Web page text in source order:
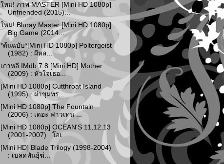
ใหม่! ภาพ MASTER [Mini HD 1080p]
Unfriended (2015)...
ใหม่! Bluray Master [Mini HD 1080p]
Big Game (2014...
*ต้นฉบับ*[Mini HD 1080p] Poltergeist
(1982) : ผีหล...
เกาหลี IMdb 7.8 [Mini HD] Mother
(2009) : หัวใจเธอ...
[Mini HD 1080p] Cutthroat Island
(1995) : ผ่าขุมทร...
[Mini HD 1080p] The Fountain
(2006) : เดอะ ฟาวเทน ...
[Mini HD 1080p] OCEAN'S 11,12,13
(2001-2007) : โอเ...
[Mini HD] Blade Trilogy (1998-2004)
: เบลดพันธุ์ฆ่...